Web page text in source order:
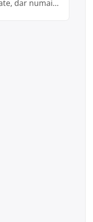
dar numai